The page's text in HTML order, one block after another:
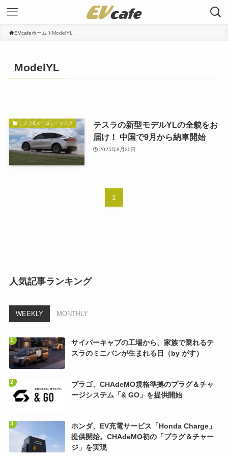
EVcafeホーム ModelYL
ModelYL
テスラ&イーロン・マスク
テスラの新型モデルYLの全貌をお
届け！ 中国で9月から納車開始
2025年8月20日
1
人気記事ランキング
WEEKLY MONTHLY
サイバーキャブの工場から、家族で乗れるテ
スラのミニバンが生まれる日（by がす）
プラゴ、CHAdeMO規格準拠のプラグ＆チャ
ージシステム「& GO」を提供開始
ホンダ、EV充電サービス「Honda Charge」
提供開始。CHAdeMO初の「プラグ＆チャー
ジ」を実現